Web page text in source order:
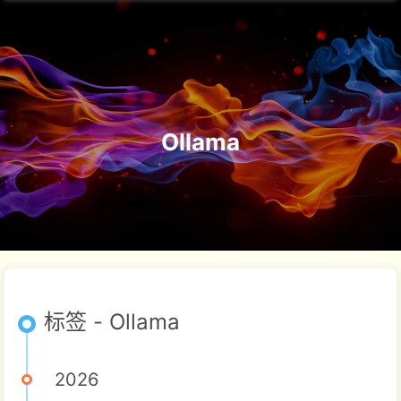
Ollama
标签 - Ollama
2026